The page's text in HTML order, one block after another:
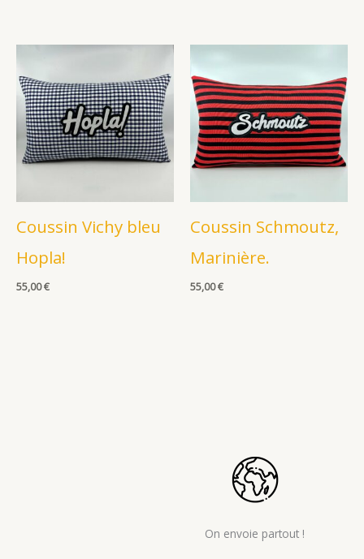
Coussin Vichy bleu
Hopla!
55,00€
Coussin Schmoutz,
Marinière.
55,00€
On envoie partout !